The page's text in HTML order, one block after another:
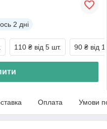
2 дні
110 ₴ від 5 шт. 90 ₴ від
Оплата Умови